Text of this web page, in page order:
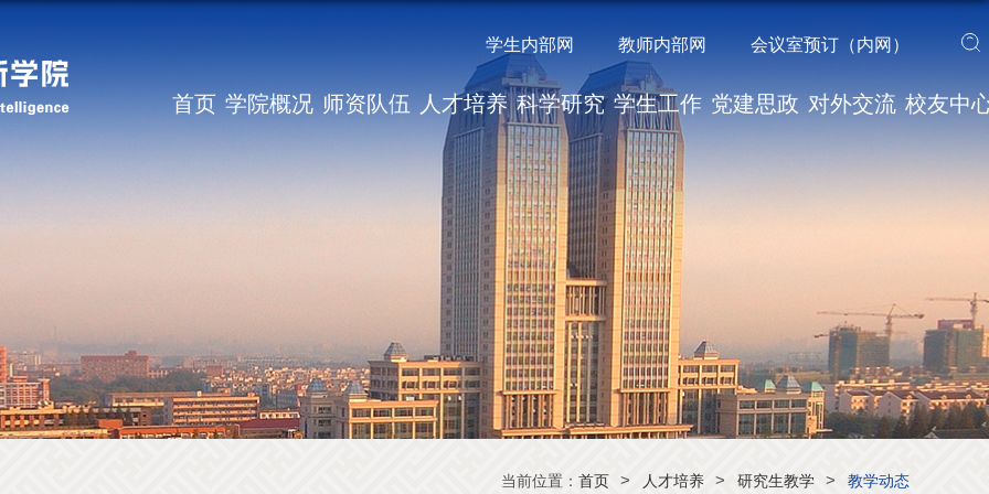
学生内部网 教师内部网 会议室预订（内网）
首页 学院概况 师资队伍 人才培养 科学研究 学生工作 党建思政 对外交流 校友中
当前位置： 首页 > 人才培养 > 研究生教学 > 教学动态